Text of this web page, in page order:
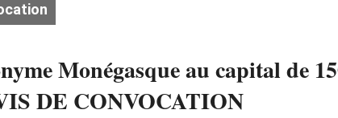
Monégasque au capital de
DE CONVOCATION